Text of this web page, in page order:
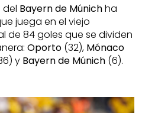
del Bayern de Múnichha
juega en el viejo
de 84 goles que se dividen
Oporto (32), Mónaco
y Bayern de Múnich (6).